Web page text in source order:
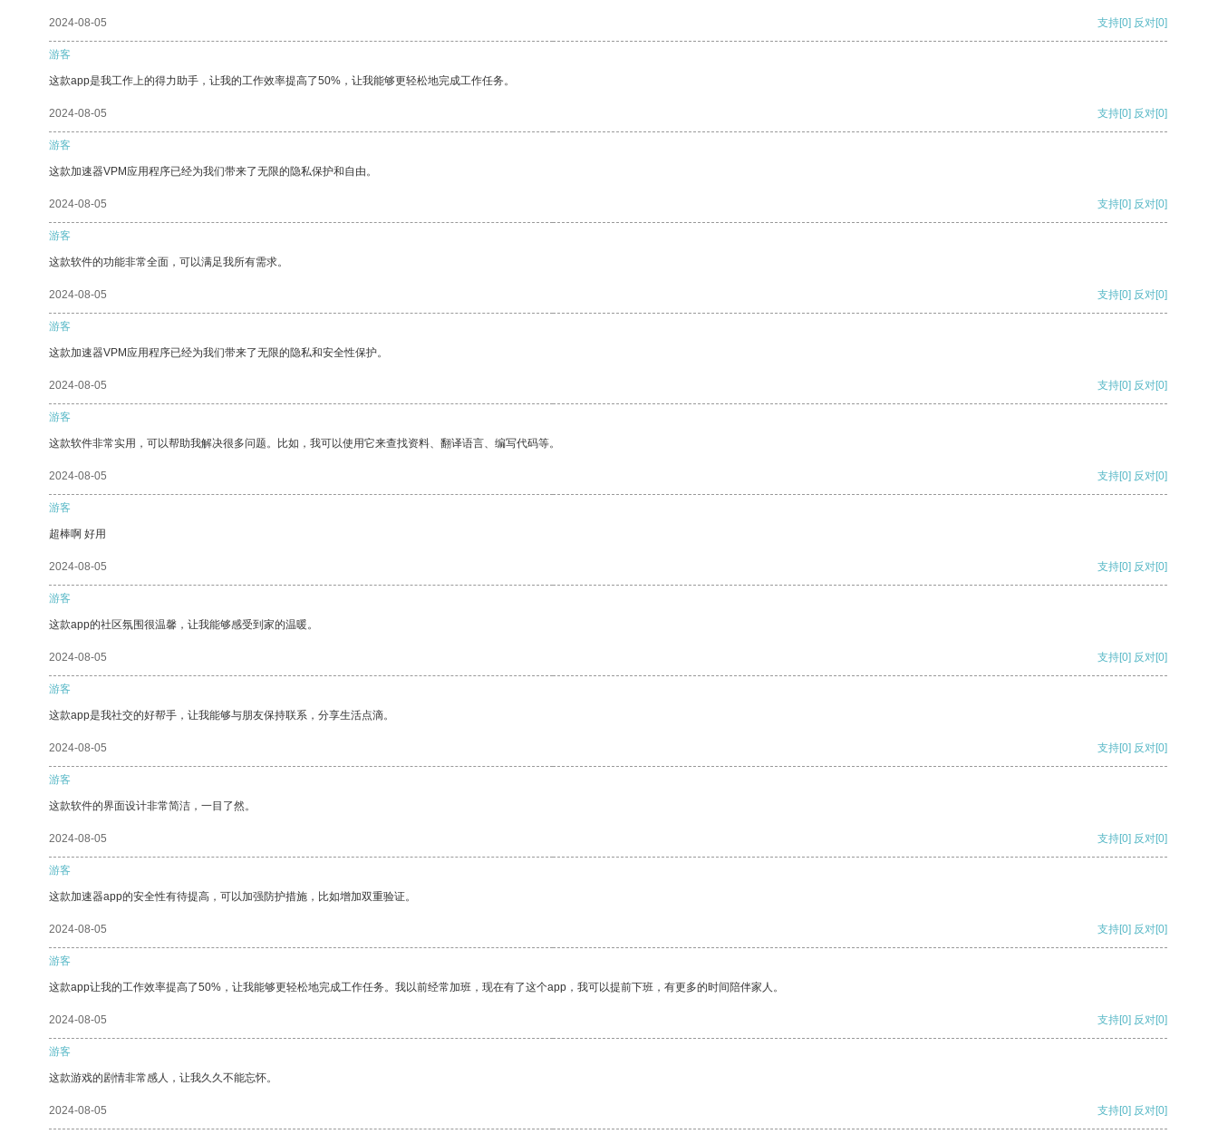
2024-08-05 支持[0] 反对[0]
游客
这款app是我工作上的得力助手，让我的工作效率提高了50%，让我能够更轻松地完成工作任务。
2024-08-05 支持[0] 反对[0]
游客
这款加速器VPM应用程序已经为我们带来了无限的隐私保护和自由。
2024-08-05 支持[0] 反对[0]
游客
这款软件的功能非常全面，可以满足我所有需求。
2024-08-05 支持[0] 反对[0]
游客
这款加速器VPM应用程序已经为我们带来了无限的隐私和安全性保护。
2024-08-05 支持[0] 反对[0]
游客
这款软件非常实用，可以帮助我解决很多问题。比如，我可以使用它来查找资料、翻译语言、编写代码等。
2024-08-05 支持[0] 反对[0]
游客
超棒啊 好用
2024-08-05 支持[0] 反对[0]
游客
这款app的社区氛围很温馨，让我能够感受到家的温暖。
2024-08-05 支持[0] 反对[0]
游客
这款app是我社交的好帮手，让我能够与朋友保持联系，分享生活点滴。
2024-08-05 支持[0] 反对[0]
游客
这款软件的界面设计非常简洁，一目了然。
2024-08-05 支持[0] 反对[0]
游客
这款加速器app的安全性有待提高，可以加强防护措施，比如增加双重验证。
2024-08-05 支持[0] 反对[0]
游客
这款app让我的工作效率提高了50%，让我能够更轻松地完成工作任务。我以前经常加班，现在有了这个app，我可以提前下班，有更多的时间陪伴家人。
2024-08-05 支持[0] 反对[0]
游客
这款游戏的剧情非常感人，让我久久不能忘怀。
2024-08-05 支持[0] 反对[0]